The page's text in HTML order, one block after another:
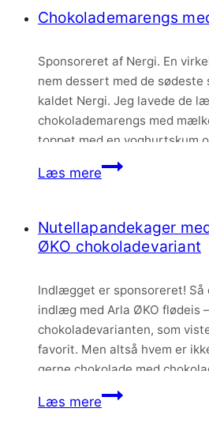
og
Chokolademarengs
Sponsoreret af Nergi. En
nem dessert med de sødeste
kaldet Nergi. Jeg lavede de
chokolademarengs med
toppet med en yoghurtskum
som både pynter og smager
netop kommet til Danmark, og
Læs mere
kiwi
–
Nutellapandekager
ØKO chokoladevariant
Indlægget er sponsoreret! Så
indlæg med Arla ØKO flødeis
chokoladevarianten, som
favorit. Men altså hvem er
gerne chokolade med
hos mine forældre, som
lækker…
Læs mere